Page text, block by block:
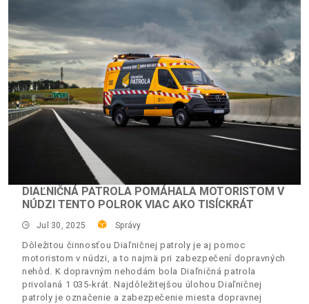
DIAĽNIČNÁ PATROLA POMÁHALA MOTORISTOM V
NÚDZI TENTO POLROK VIAC AKO TISÍCKRÁT
Jul 30, 2025 Správy
Dôležitou činnosťou Diaľničnej patroly je aj pomoc
motoristom v núdzi, a to najmä pri zabezpečení dopravných
nehôd. K dopravným nehodám bola Diaľničná patrola
privolaná 1 035-krát. Najdôležitejšou úlohou Diaľničnej
patroly je označenie a zabezpečenie miesta dopravnej